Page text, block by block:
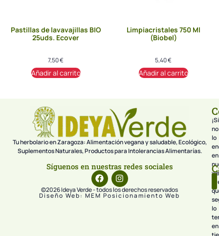
Pastillas de lavavajillas BIO
25uds. Ecover
7,50€
Añadir al carrito
Limpiacristales 750 Ml
(Biobel)
5,40€
Añadir al carrito
Tu herbolario en Zaragoza: Alimentación vegana y saludable, Ecológico,
Suplementos Naturales, Productos para Intolerancias Alimentarías.
Síguenos en nuestras redes sociales
©2026 Ideya Verde - todos los derechos reservados
Diseño Web: MEM Posicionamiento Web
¡Si
no
lo
en
lo
en